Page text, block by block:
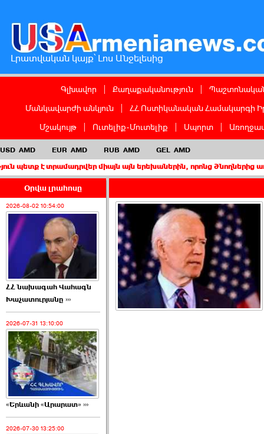
Լրատվական կայք՝ Լոս Անջելեսից
Գլխավոր Քաղաքականություն
Մանկավարժի անկյուն
ՀՀ Ոստիկանական Համակարգի
Մշակույթ
Ուտելիք-Մուտելիք Սպորտ
USD AMD EUR AMD RUB AMD GEL AMD
միայն այն երեխաներին, որոնց ծնողներից առնվազն
Օրվա լրահոսը
2026-08-02 10:54:00
ՀՀ նախագահ Վահագն
Խաչատուրյանը ›››
2026-07-31 13:10:00
«Երևանի «Արարատ» ›››
2026-07-30 13:25:00